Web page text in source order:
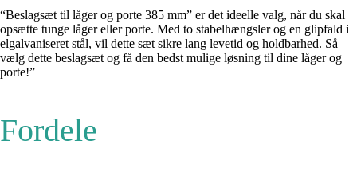
“Beslagsæt til låger og porte 385 mm” er det ideelle valg, når du skal
opsætte tunge låger eller porte. Med to stabelhængsler og en glipfald i
elgalvaniseret stål, vil dette sæt sikre lang levetid og holdbarhed. Så
vælg dette beslagsæt og få den bedst mulige løsning til dine låger og
porte!”
Fordele